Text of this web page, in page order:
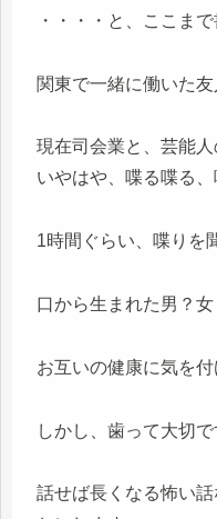
・・・・と、ここまで
関東で一緒に働いた友
現在司会業と、芸能人
いやはや、喋る喋る、
1時間ぐらい、喋りを
口から生まれた男？女
お互いの健康に気を付
しかし、歯って大切で
話せば長くなる怖い